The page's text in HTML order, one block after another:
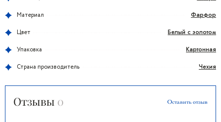
Материал Фарфор
Цвет Белый с золотом
Упаковка Картонная
Страна производитель Чехия
Отзывы 0 Оставить отзыв